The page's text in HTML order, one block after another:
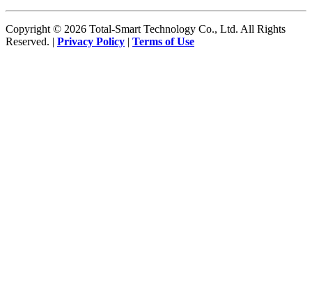
Copyright © 2026 Total-Smart Technology Co., Ltd. All Rights
Reserved. | Privacy Policy | Terms of Use